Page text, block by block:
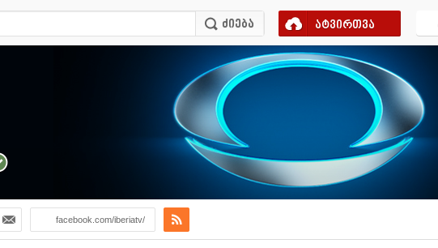
ატვირთვა
facebook.com/iberiatv/